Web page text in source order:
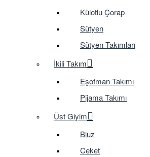
Külotlu Çorap
Sütyen
Sütyen Takımları
İkili Takım
Eşofman Takımı
Pijama Takımı
Üst Giyim
Bluz
Ceket